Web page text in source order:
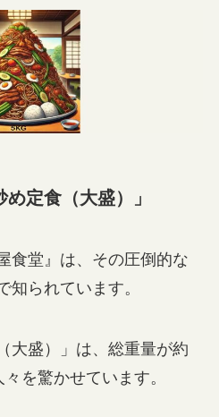
定食（大盛）」
食堂』は、その圧倒的な
知られています。
大盛）」は、総重量が約
を驚かせています。